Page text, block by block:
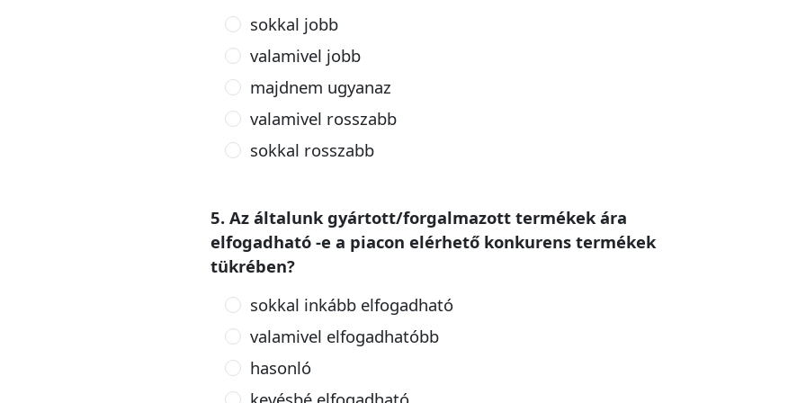
sokkal jobb
valamivel jobb
majdnem ugyanaz
valamivel rosszabb
sokkal rosszabb
5. Az általunk gyártott/forgalmazott termékek ára
elfogadható -e a piacon elérhető konkurens termékek
tükrében?
sokkal inkább elfogadható
valamivel elfogadhatóbb
hasonló